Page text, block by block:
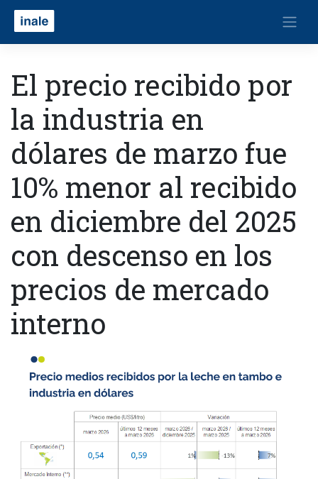
El precio recibido por
la industria en
dólares de marzo fue
10% menor al recibido
en diciembre del 2025
con descenso en los
precios de mercado
interno